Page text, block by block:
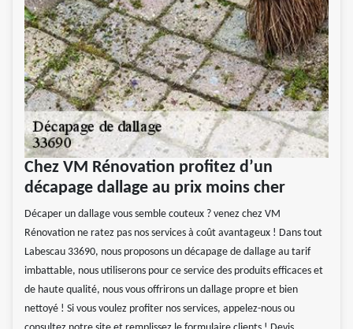
Chez VM Rénovation profitez d’un
décapage dallage au prix moins cher
Décaper un dallage vous semble couteux ? venez chez VM
Rénovation ne ratez pas nos services à coût avantageux ! Dans tout
Labescau 33690, nous proposons un décapage de dallage au tarif
imbattable, nous utiliserons pour ce service des produits efficaces et
de haute qualité, nous vous offrirons un dallage propre et bien
nettoyé ! Si vous voulez profiter nos services, appelez-nous ou